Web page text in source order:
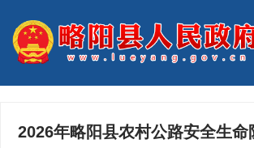
2026年略阳县农村公路安全生命